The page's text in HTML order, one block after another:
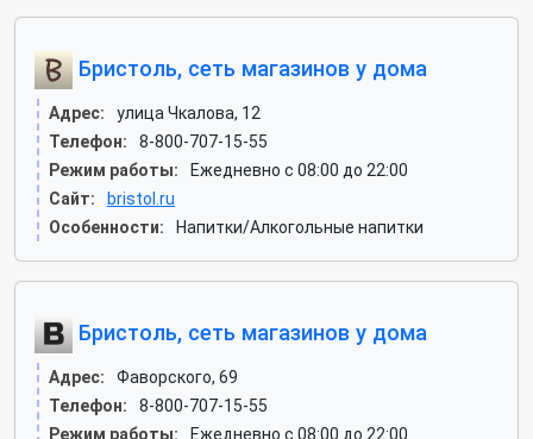
Бристоль, сеть магазинов у дома
Адрес:
улица Чкалова, 12
Телефон:
8-800-707-15-55
Режим работы:
Ежедневно с 08:00 до 22:00
Сайт:
bristol.ru
Особенности:
Напитки/Алкогольные напитки
Бристоль, сеть магазинов у дома
Адрес:
Фаворского, 69
Телефон:
8-800-707-15-55
Режим работы:
Ежедневно с 08:00 до 22:00